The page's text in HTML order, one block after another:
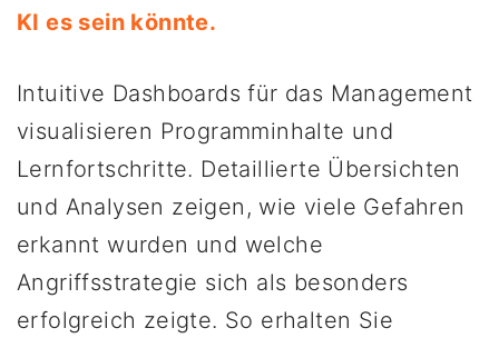
KI es sein könnte.
Intuitive Dashboards für das Management
visualisieren Programminhalte und
Lernfortschritte. Detaillierte Übersichten
und Analysen zeigen, wie viele Gefahren
erkannt wurden und welche
Angriffsstrategie sich als besonders
erfolgreich zeigte. So erhalten Sie